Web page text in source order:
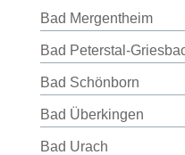
Bad Mergentheim
Bad Peterstal-
Bad Schönborn
Bad Überkingen
Bad Urach